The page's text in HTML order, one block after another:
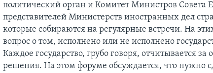
политический орган и Комитет Министров Совета
представителей Министерств иностранных дел
которые собираются на регулярные встречи. На
вопрос о том, исполнено или не исполнено
Каждое государство, грубо говоря, отчитывается
решения. На этом форуме обсуждается, что нужно